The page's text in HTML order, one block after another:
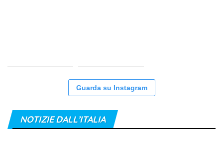
Guarda su Instagram
NOTIZIE DALL’ITALIA